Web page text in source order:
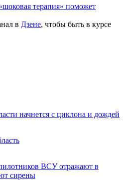
терапия» поможет
в Дзене, чтобы быть в курсе
начнется с циклона и дождей
ВСУ отражают в
сирены